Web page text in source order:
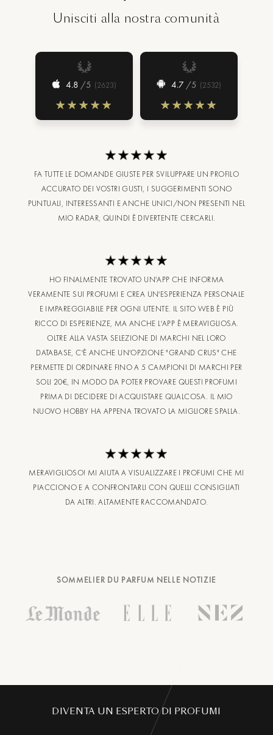
Unisciti alla nostra comunità
4.8 /5 (2623) 4.7 /5 (2532)
FA TUTTE LE DOMANDE GIUSTE PER SVILUPPARE UN PROFILO
ACCURATO DEI VOSTRI GUSTI, I SUGGERIMENTI SONO
PUNTUALI, INTERESSANTI E ANCHE UNICI/NON PRESENTI NEL
MIO RADAR, QUINDI È DIVERTENTE CERCARLI.
HO FINALMENTE TROVATO UN'APP CHE INFORMA
VERAMENTE SUI PROFUMI E CREA UN'ESPERIENZA PERSONALE
E IMPAREGGIABILE PER OGNI UTENTE. IL SITO WEB È PIÙ
RICCO DI ESPERIENZE, MA ANCHE L'APP È MERAVIGLIOSA.
OLTRE ALLA VASTA SELEZIONE DI MARCHI NEL LORO
DATABASE, C'È ANCHE UN'OPZIONE "GRAND CRUS" CHE
PERMETTE DI ORDINARE FINO A 5 CAMPIONI DI MARCHI PER
SOLI 20€, IN MODO DA POTER PROVARE QUESTI PROFUMI
PRIMA DI DECIDERE DI ACQUISTARE QUALCOSA. IL MIO
NUOVO HOBBY HA APPENA TROVATO LA MIGLIORE SPALLA.
MERAVIGLIOSO! MI AIUTA A VISUALIZZARE I PROFUMI CHE MI
PIACCIONO E A CONFRONTARLI CON QUELLI CONSIGLIATI
DA ALTRI. ALTAMENTE RACCOMANDATO.
SOMMELIER DU PARFUM NELLE NOTIZIE
DIVENTA UN ESPERTO DI PROFUMI